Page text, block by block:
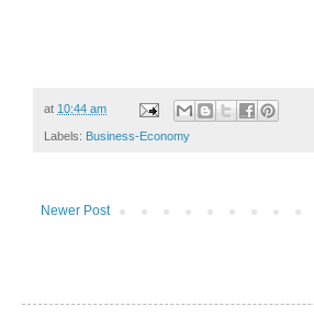
at 10:44 am
Labels: Business-Economy
Newer Post